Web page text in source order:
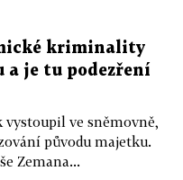
kriminality
a je tu podezření
ve sněmovně,
původu majetku.
Zemana...